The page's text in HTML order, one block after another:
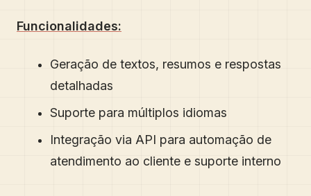
Funcionalidades:
Geração de textos, resumos e respostas
detalhadas
Suporte para múltiplos idiomas
Integração via API para automação de
atendimento ao cliente e suporte interno